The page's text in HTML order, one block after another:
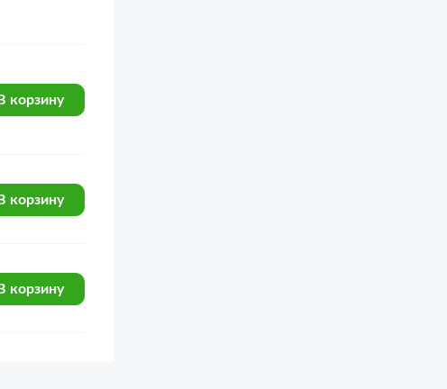
корзину
корзину
корзину